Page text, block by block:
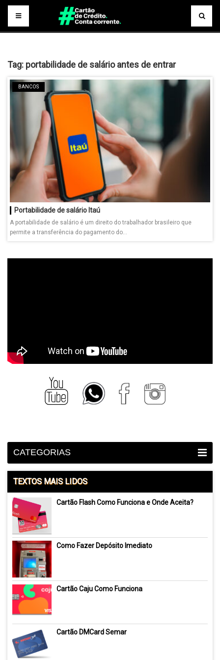
Tag: portabilidade de salário antes de entrar
BANCOS
Portabilidade de salário Itaú
A portabilidade de salário é um direito do trabalhador brasileiro que
permite a transferência do pagamento do...
CATEGORIAS
TEXTOS MAIS LIDOS
Cartão Flash Como Funciona e Onde Aceita?
Como Fazer Depósito Imediato
Cartão Caju Como Funciona
Cartão DMCard Semar